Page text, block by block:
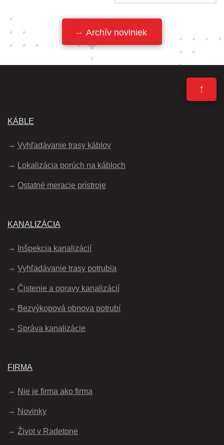
Archív noviniek
↑
KÁBLE
Vyhľadávanie trasy káblov
Lokalizácia porúch na kábloch
Ostatné meracie prístroje
KANALIZÁCIA
Inšpekcia kanalizácií
Vyhľadávanie trasy potrubia
Čistenie a opravy kanalizácií
Bezvýkopová obnova potrubí
Správa kanalizácie
FIRMA
Nie je firma ako firma
Novinky
Život v Radetone